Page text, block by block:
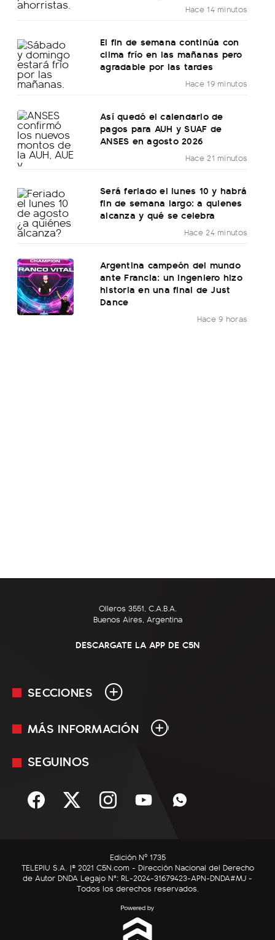
Hace 14 minutos
El fin de semana continúa con
clima frío en las mañanas pero
agradable por las tardes
Hace 19 minutos
Así quedó el calendario de
pagos para AUH y SUAF de
ANSES en agosto 2026
Hace 21 minutos
Será feriado el lunes 10 y habrá
fin de semana largo: a quienes
alcanza y qué se celebra
Hace 24 minutos
Argentina campeón del mundo
ante Francia: un ingeniero hizo
historia en una final de Just
Dance
Hace 9 horas
Olleros 3551, C.A.B.A.
Buenos Aires, Argentina
DESCARGATE LA APP DE C5N
SECCIONES
En Vivo
Sociedad
C5N Autos
RatingCero
MÁS INFORMACIÓN
Mediakit
Términos y condiciones
SEGUINOS
Edición Nº 1735
TELEPIU S.A. |© 2021 C5N.com - Dirección Nacional del Derecho
de Autor DNDA Legajo N°: RL-2024-31679423-APN-DNDA#MJ -
Todos los derechos reservados.